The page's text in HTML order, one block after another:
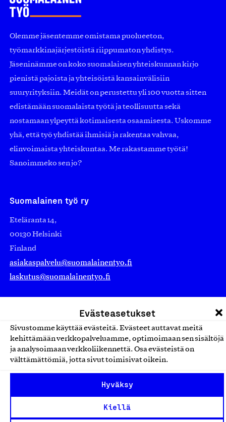
Evästeasetukset
Sivustomme käyttää evästeitä. Evästeet auttavat meitä
kehittämään verkkopalveluamme, optimoimaan sen sisältöjä
ja analysoimaan verkkoliikennettä. Osa evästeistä on
välttämättömiä, jotta sivut toimisivat oikein.
Hyväksy
Kiellä
Olemme jäsentemme omistama puolueeton,
työmarkkinajärjestöistä riippumaton yhdistys.
Jäseninämme on koko suomalaisen yhteiskunnan kirjo
pienistä pajoista ja yhteisöistä kansainvälisiin
suuryrityksiin. Meidät on perustettu yli 100 vuotta sitten
edistämään suomalaista työtä ja teollisuutta sekä
nostamaan ylpeyttä kotimaisesta osaamisesta. Uskomme
yhä, että työ yhdistää ihmisiä ja rakentaa vahvaa,
elinvoimaista yhteiskuntaa. Me rakastamme työtä!
Sanoimmeko sen jo?
Suomalainen työ ry
Eteläranta 14,
00130 Helsinki
Finland
asiakaspalvelu@suomalainentyo.fi
laskutus@suomalainentyo.fi
Avainlippu